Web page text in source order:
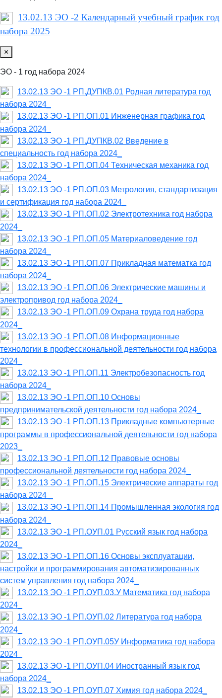
13.02.13 ЭО -2 Календарный учебный график год
набора 2025
×
ЭО - 1 год набора 2024
13.02.13 ЭО -1 РП.ДУПКВ.01 Родная литература год
набора 2024_
13.02.13 ЭО -1 РП.ОП.01 Инженерная графика год
набора 2024_
13.02.13 ЭО -1 РП.ДУПКВ.02 Введение в
специальность год набора 2024_
13.02.13 ЭО -1 РП.ОП.04 Техническая механика год
набора 2024_
13.02.13 ЭО -1 РП.ОП.03 Метрология, стандартизация
и сертификация год набора 2024_
13.02.13 ЭО -1 РП.ОП.02 Электротехника год набора
2024_
13.02.13 ЭО -1 РП.ОП.05 Материаловедение год
набора 2024_
13.02.13 ЭО -1 РП.ОП.07 Прикладная математка год
набора 2024_
13.02.13 ЭО -1 РП.ОП.06 Электрические машины и
электропривод год набора 2024_
13.02.13 ЭО -1 РП.ОП.09 Охрана труда год набора
2024_
13.02.13 ЭО -1 РП.ОП.08 Информационные
технологии в профессиональной деятельности год набора
2024_
13.02.13 ЭО -1 РП.ОП.11 Электробезопасность год
набора 2024_
13.02.13 ЭО -1 РП.ОП.10 Основы
предпринимательской деятельности год набора 2024_
13.02.13 ЭО -1 РП.ОП.13 Прикладные компьютерные
программы в профессиональной деятельности год набора
2023_
13.02.13 ЭО -1 РП.ОП.12 Правовые основы
профессиональной деятельности год набора 2024_
13.02.13 ЭО -1 РП.ОП.15 Электрические аппараты год
набора 2024 _
13.02.13 ЭО -1 РП.ОП.14 Промышленная экология год
набора 2024_
13.02.13 ЭО -1 РП.ОУП.01 Русский язык год набора
2024_
13.02.13 ЭО -1 РП.ОП.16 Основы эксплуатации,
настройки и программирования автоматизированных
систем управления год набора 2024_
13.02.13 ЭО -1 РП.ОУП.03.У Математика год набора
2024_
13.02.13 ЭО -1 РП.ОУП.02 Литература год набора
2024_
13.02.13 ЭО -1 РП.ОУП.05У Информатика год набора
2024_
13.02.13 ЭО -1 РП.ОУП.04 Иностранный язык год
набора 2024_
13.02.13 ЭО -1 РП.ОУП.07 Химия год набора 2024_